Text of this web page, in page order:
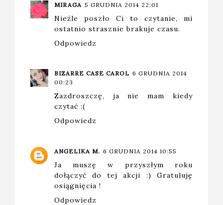
MIRAGA 5 GRUDNIA 2014 22:01
Nieźle poszło Ci to czytanie, mi
ostatnio strasznie brakuje czasu.
Odpowiedz
BIZARRE CASE CAROL 6 GRUDNIA 2014
00:23
Zazdroszczę, ja nie mam kiedy
czytać :(
Odpowiedz
ANGELIKA M. 6 GRUDNIA 2014 10:55
Ja muszę w przyszłym roku
dołączyć do tej akcji :) Gratuluję
osiągnięcia !
Odpowiedz